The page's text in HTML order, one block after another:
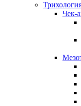
Чек-